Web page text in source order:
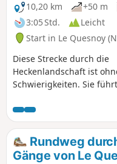
10,20 km
+50 m
3:05 Std.
Leicht
Start in Le Quesnoy
Diese Strecke durch die
Heckenlandschaft ist
Schwierigkeiten. Sie
charakteristischen
Rundweg
Gänge von Le